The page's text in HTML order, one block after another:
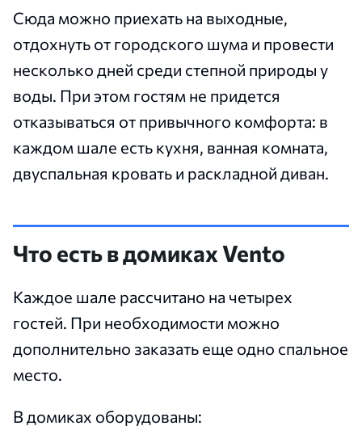
Сюда можно приехать на выходные,
отдохнуть от городского шума и провести
несколько дней среди степной природы у
воды. При этом гостям не придется
отказываться от привычного комфорта: в
каждом шале есть кухня, ванная комната,
двуспальная кровать и раскладной диван.
Что есть в домиках Vento
Каждое шале рассчитано на четырех
гостей. При необходимости можно
дополнительно заказать еще одно спальное
место.
В домиках оборудованы: